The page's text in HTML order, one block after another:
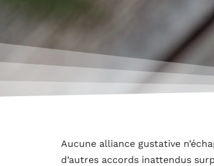
Aucune alliance gustative
d’autres accords inattendus